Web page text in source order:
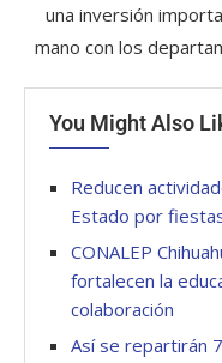
una inversión
mano con los
You Might Also
Reducen
Estado por
CONALEP
fortalecen la
colaboración
Así se repartirán